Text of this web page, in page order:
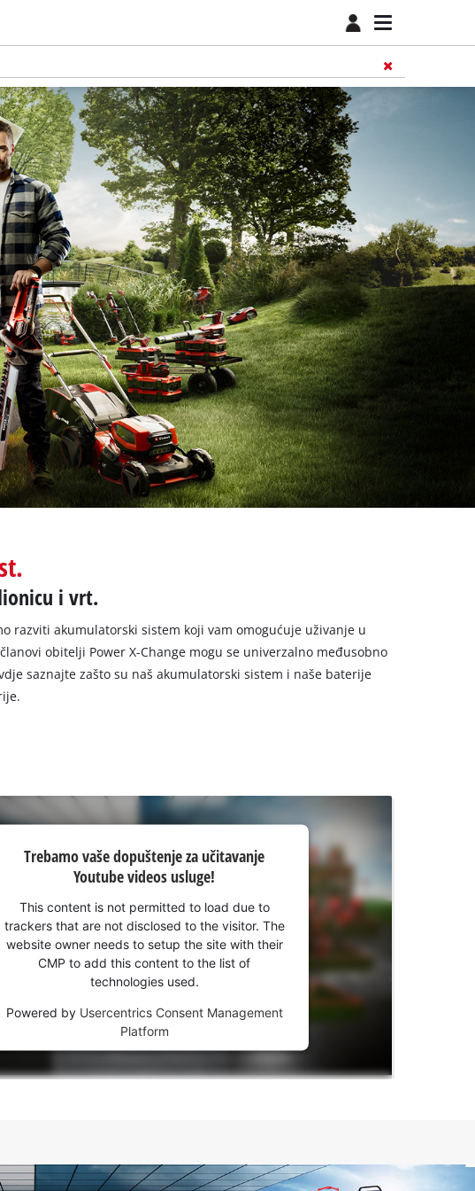
i vrt.
razviti akumulatorski sistem koji vam omogućuje uživanje u
obitelji Power X-Change mogu se univerzalno međusobno
saznajte zašto su naš akumulatorski sistem i naše baterije
Trebamo vaše dopuštenje za učitavanje
Youtube videos usluge!
This content is not permitted to load due to
trackers that are not disclosed to the visitor. The
website owner needs to setup the site with their
CMP to add this content to the list of
technologies used.
Powered by Usercentrics Consent Management
Platform